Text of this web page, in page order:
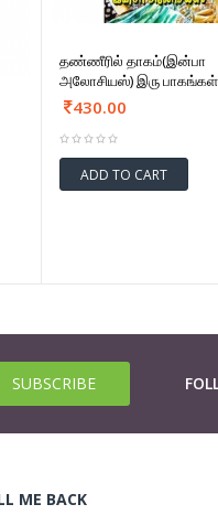
தண்ணீரில் தாகம்(இன்பா
அலோசியஸ்) இரு பாகங்கள்
430.00
ADD TO CART
ME BACK